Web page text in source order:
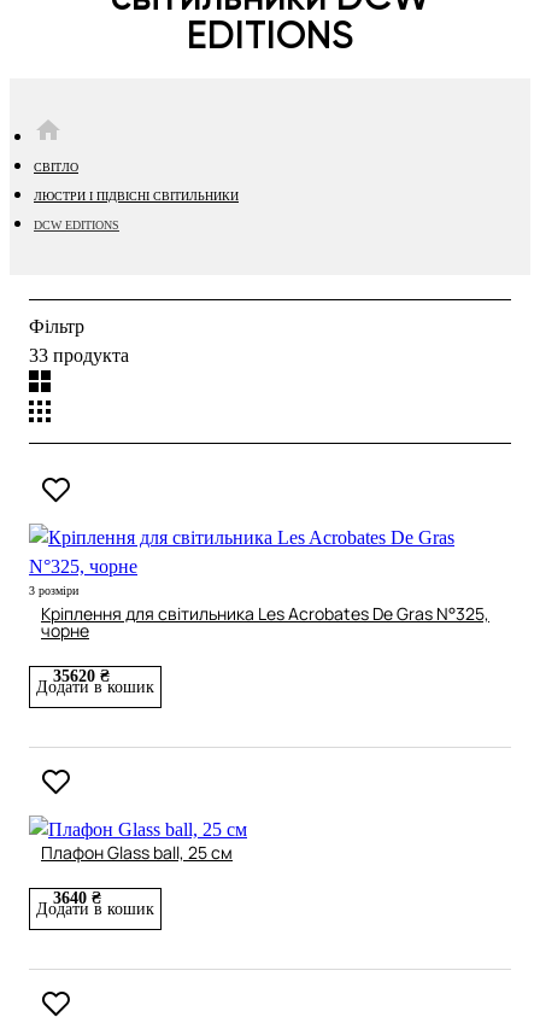
EDITIONS
СВІТЛО
ЛЮСТРИ І ПІДВІСНІ СВІТИЛЬНИКИ
DCW EDITIONS
Фільтр
33 продукта
3 розміри
Кріплення для світильника Les Acrobates De Gras N°325,
чорне
35620 ₴
Додати в кошик
Плафон Glass ball, 25 см
3640 ₴
Додати в кошик